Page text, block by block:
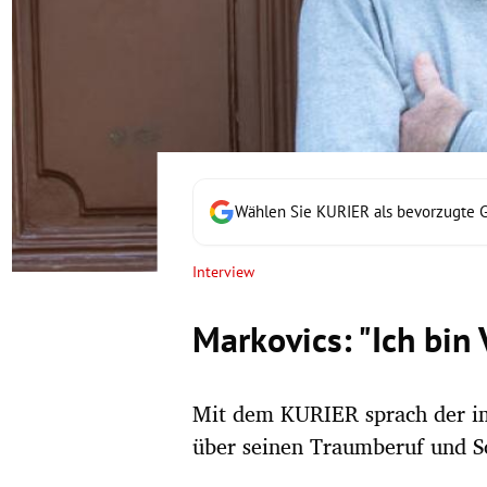
Untermenü
Untermenü
Untermenü
Wählen Sie KURIER als bevorzugte
Interview
Markovics: "Ich bin
Mit dem KURIER sprach der
über seinen Traumberuf und